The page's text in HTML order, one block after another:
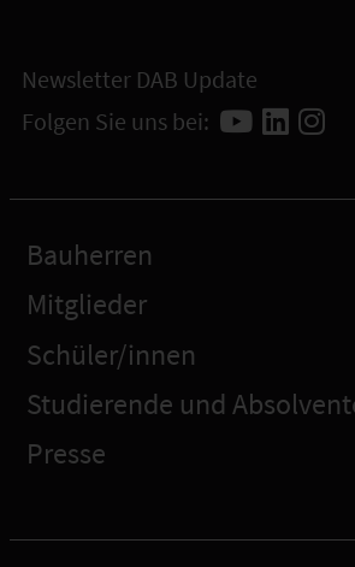
Newsletter DAB Update
Folgen Sie uns bei:
Bauherren
Mitglieder
Schüler/innen
Studierende und
Presse